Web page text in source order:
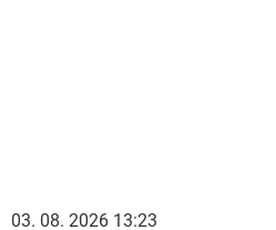
03. 08. 2026 13:23